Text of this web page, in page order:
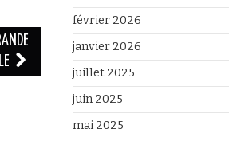
février 2026
janvier 2026
juillet 2025
juin 2025
mai 2025